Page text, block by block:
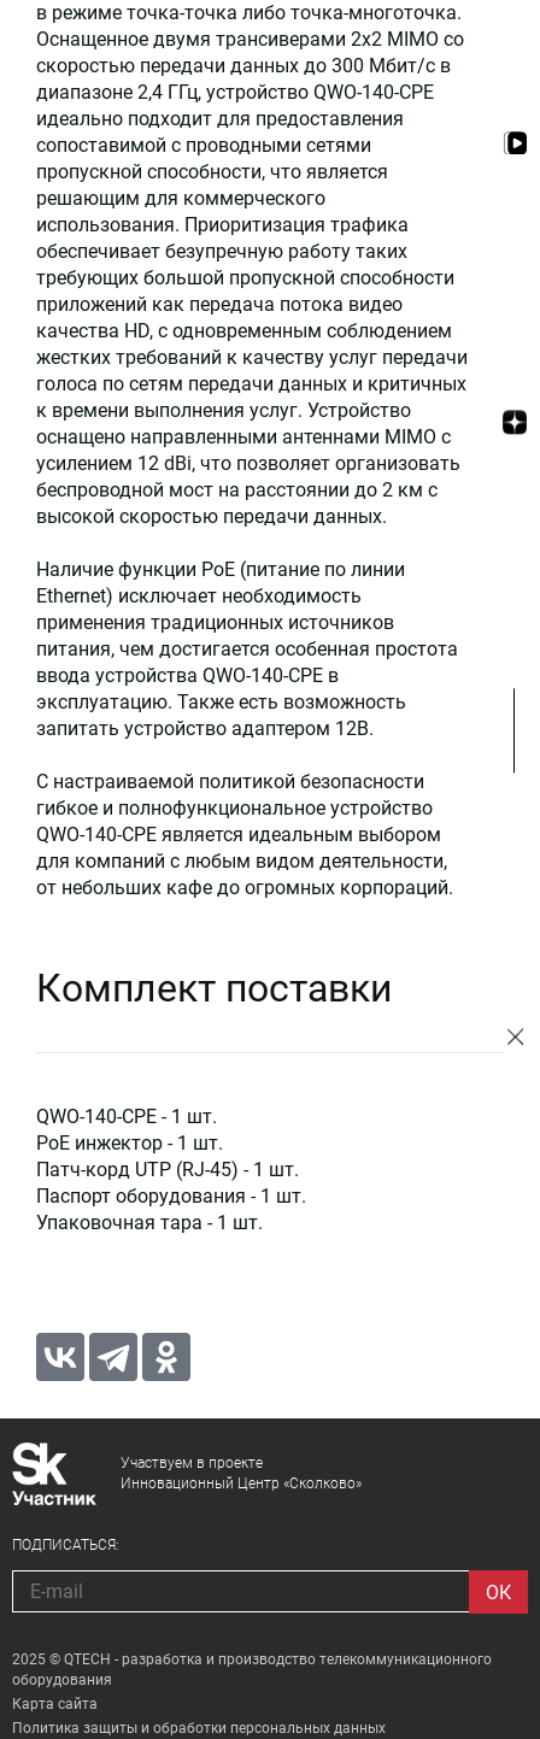
в режиме точка-точка либо точка-многоточка.
Оснащенное двумя трансиверами 2x2 MIMO со
скоростью передачи данных до 300 Мбит/с в
диапазоне 2,4 ГГц, устройство QWO-140-CPE
идеально подходит для предоставления
сопоставимой с проводными сетями
пропускной способности, что является
решающим для коммерческого
использования. Приоритизация трафика
обеспечивает безупречную работу таких
требующих большой пропускной способности
приложений как передача потока видео
качества HD, с одновременным соблюдением
жестких требований к качеству услуг передачи
голоса по сетям передачи данных и критичных
к времени выполнения услуг. Устройство
оснащено направленными антеннами MIMO с
усилением 12 dBi, что позволяет организовать
беспроводной мост на расстоянии до 2 км с
высокой скоростью передачи данных.
Наличие функции PoE (питание по линии
Ethernet) исключает необходимость
применения традиционных источников
питания, чем достигается особенная простота
ввода устройства QWO-140-CPE в
эксплуатацию. Также есть возможность
запитать устройство адаптером 12В.
С настраиваемой политикой безопасности
гибкое и полнофункциональное устройство
QWO-140-CPE является идеальным выбором
для компаний с любым видом деятельности,
от небольших кафе до огромных корпораций.
Комплект поставки
QWO-140-CPE - 1 шт.
PoE инжектор - 1 шт.
Патч-корд UTP (RJ-45) - 1 шт.
Паспорт оборудования - 1 шт.
Упаковочная тара - 1 шт.
Участвуем в проекте
Инновационный Центр «Сколково»
ПОДПИСАТЬСЯ:
2025 © QTECH - разработка и производство телекоммуникационного
оборудования
Карта сайта
Политика защиты и обработки персональных данных